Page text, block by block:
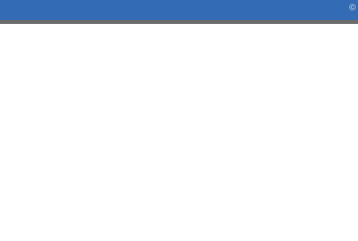
©